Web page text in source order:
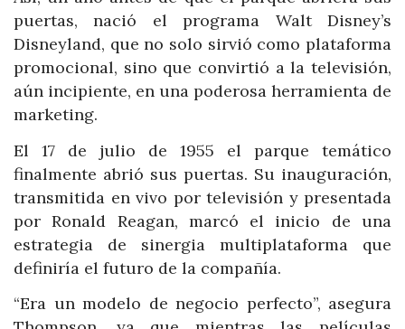
puertas, nació el programa Walt Disney’s
Disneyland, que no solo sirvió como plataforma
promocional, sino que convirtió a la televisión,
aún incipiente, en una poderosa herramienta de
marketing.
El 17 de julio de 1955 el parque temático
finalmente abrió sus puertas. Su inauguración,
transmitida en vivo por televisión y presentada
por Ronald Reagan, marcó el inicio de una
estrategia de sinergia multiplataforma que
definiría el futuro de la compañía.
“Era un modelo de negocio perfecto”, asegura